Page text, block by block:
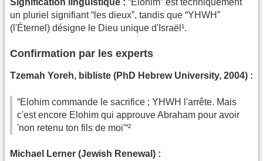
Signification linguistique : “Elohim” est techniquement
un pluriel signifiant “les dieux”, tandis que “YHWH”
(l'Éternel) désigne le Dieu unique d'Israël¹.
Confirmation par les experts
Tzemah Yoreh, bibliste (PhD Hebrew University, 2004) :
“Elohim commande le sacrifice ; YHWH l'arrête. Mais
c'est encore Elohim qui approuve Abraham pour avoir
'non retenu ton fils de moi'“²
Michael Lerner (Jewish Renewal) :